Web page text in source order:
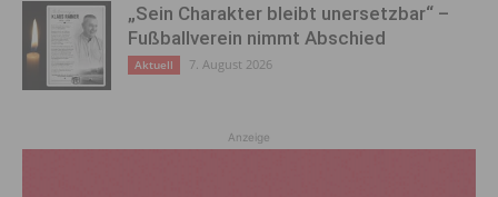
„Sein Charakter bleibt unersetzbar“ –
Fußballverein nimmt Abschied
Aktuell 7. August 2026
Anzeige